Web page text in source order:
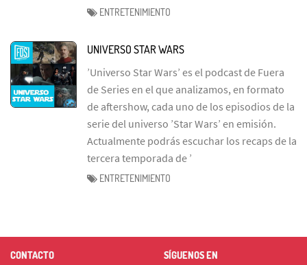
ENTRETENIMIENTO
UNIVERSO STAR WARS
’Universo Star Wars’ es el podcast de Fuera
de Series en el que analizamos, en formato
de aftershow, cada uno de los episodios de la
serie del universo ’Star Wars’ en emisión.
Actualmente podrás escuchar los recaps de la
tercera temporada de ’
ENTRETENIMIENTO
CONTACTO SÍGUENOS EN